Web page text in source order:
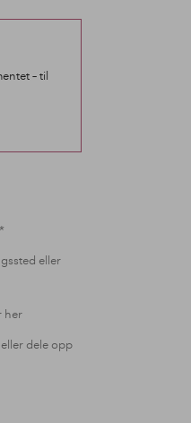
– til
eller
her
dele opp